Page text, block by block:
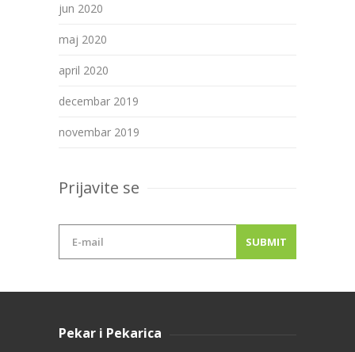
jun 2020
maj 2020
april 2020
decembar 2019
novembar 2019
Prijavite se
Pekar i Pekarica